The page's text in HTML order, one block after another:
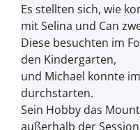
Es stellten sich, wie
mit Selina und Can
Diese besuchten im
den Kindergarten,
und Michael konnte
durchstarten.
Sein Hobby das
außerhalb der